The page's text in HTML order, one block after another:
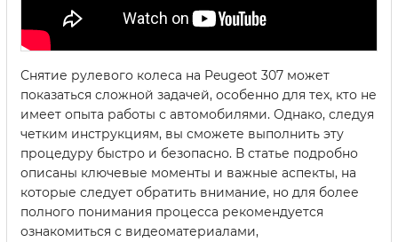
Снятие рулевого колеса на Peugeot 307 может
показаться сложной задачей, особенно для тех, кто не
имеет опыта работы с автомобилями. Однако, следуя
четким инструкциям, вы сможете выполнить эту
процедуру быстро и безопасно. В статье подробно
описаны ключевые моменты и важные аспекты, на
которые следует обратить внимание, но для более
полного понимания процесса рекомендуется
ознакомиться с видеоматериалами,